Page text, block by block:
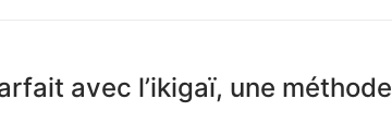
avec l’ikigaï, une méthode